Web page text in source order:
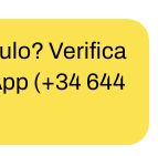
Verifica
(+34 644